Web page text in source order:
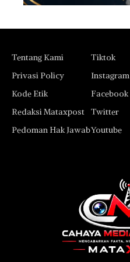
Tentang Kami
Privasi Policy
Kode Etik
Redaksi Mataxpost
Pedoman Hak Jawab
Tiktok
Instagram
Facebook
Twitter
Youtube